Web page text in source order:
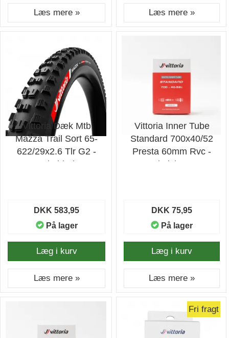
Læs mere » Læs mere »
Vittoria Dæk Mtb
Mazza Trail Sort 65-
622/29x2.6 Tlr G2 -
Cykeldæk
DKK 583,95
På lager
Læg i kurv
Læs mere »
Vittoria Inner Tube
Standard 700x40/52
Presta 60mm Rvc -
Cykelslange
DKK 75,95
På lager
Læg i kurv
Læs mere »
Fri fragt